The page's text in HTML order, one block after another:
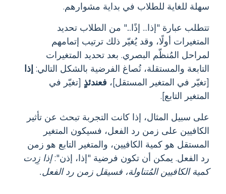
سهلة للغاية للطلاب في بداية مشوارهم.
تتطلب عبارة "إذا... إذًا..." من الطلاب تحديد
المتغيرات أولًا، وقد يُغيّر ذلك ترتيب إتمامهم
لمراحل المُنظّم البصري. بعد تحديد المتغيرات
التابعة والمستقلة، تُصاغ الفرضية بالشكل التالي: إذا
[تغيّر في المتغير المستقل]، فعندئذٍ [تغيّر في
المتغير التابع].
على سبيل المثال، إذا كانت التجربة تبحث عن تأثير
الكافيين على زمن رد الفعل، فسيكون المتغير
المستقل هو كمية الكافيين، والمتغير التابع هو زمن
رد الفعل. يمكن أن تكون فرضية "إذا، إذن":إذا زِدت
كمية الكافيين المُتناولة، فسيقل زمن رد الفعل.